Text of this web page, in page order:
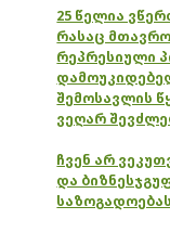
25 წელია
რასაც
რეპრესიული
შემოსავლის
ვეღარ
ჩვენ არ
და